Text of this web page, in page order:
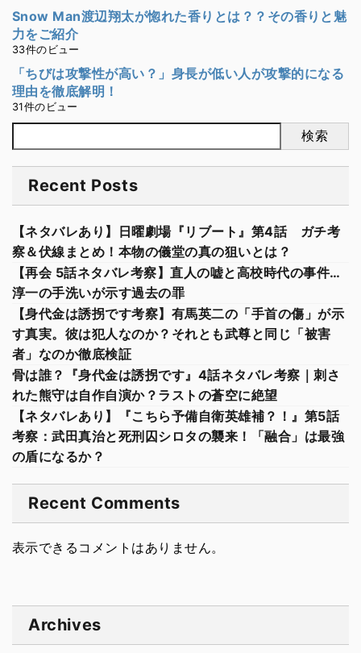
Snow Man渡辺翔太が惚れた香りとは？？その香りと魅
力をご紹介
33件のビュー
「ちびは攻撃性が高い？」身長が低い人が攻撃的になる
理由を徹底解明！
31件のビュー
検索
Recent Posts
【ネタバレあり】日曜劇場『リブート』第4話 ガチ考
察＆伏線まとめ！本物の儀堂の真の狙いとは？
【再会 5話ネタバレ考察】直人の嘘と高校時代の事件…
淳一の手洗いが示す過去の罪
【身代金は誘拐です考察】有馬英二の「手首の傷」が示
す真実。彼は犯人なのか？それとも武尊と同じ「被害
者」なのか徹底検証
骨は誰？『身代金は誘拐です』4話ネタバレ考察｜刺さ
れた熊守は自作自演か？ラストの蒼空に絶望
【ネタバレあり】『こちら予備自衛英雄補？！』第5話
考察：武田真治と死刑囚シロタの襲来！「融合」は最強
の盾になるか？
Recent Comments
表示できるコメントはありません。
Archives